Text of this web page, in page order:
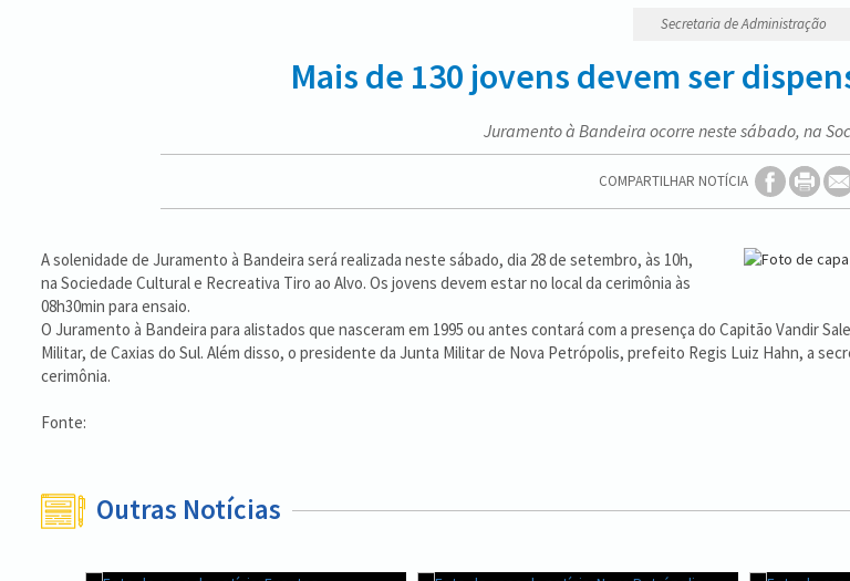
Secretaria de Administração
Mais de 130 jovens devem ser
Juramento à Bandeira ocorre neste sábado, na
COMPARTILHAR NOTÍCIA
A solenidade de Juramento à Bandeira será realizada neste sábado, dia 28 de setembro, às 10h,
na Sociedade Cultural e Recreativa Tiro ao Alvo. Os jovens devem estar no local da cerimônia às
08h30min para ensaio.
O Juramento à Bandeira para alistados que nasceram em 1995 ou antes contará com a presença do Capitão Vandir
Militar, de Caxias do Sul. Além disso, o presidente da Junta Militar de Nova Petrópolis, prefeito Regis Luiz Hahn, a
cerimônia.
Fonte:
Outras Notícias